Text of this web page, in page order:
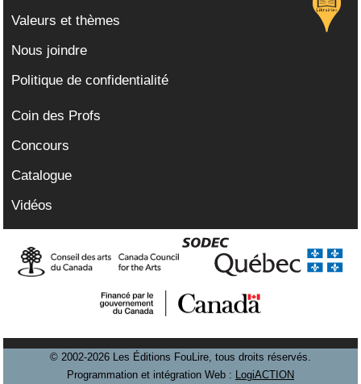
Valeurs et thèmes
Nous joindre
Politique de confidentialité
Coin des Profs
Concours
Catalogue
Vidéos
© 2002-2026 Les Éditions FouLire, tous droits réservés.
Programmation et intégration Web : LogiACTION